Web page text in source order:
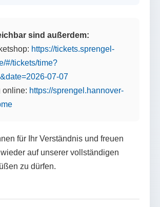
sind außerdem:
https://tickets.sprengel-
#/tickets/time?
07-07
online: https://sprengel.hannover-
für Ihr Verständnis und freuen
auf unserer vollständigen
zu dürfen.